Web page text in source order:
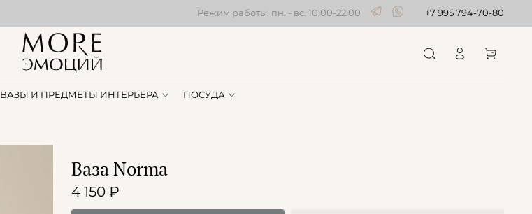
Режим работы: пн. - вс. 10:00-22:00 +7 995 794-70-80
ВАЗЫ И ПРЕДМЕТЫ ИНТЕРЬЕРА ПОСУДА
Ваза Norma
4 150 ₽